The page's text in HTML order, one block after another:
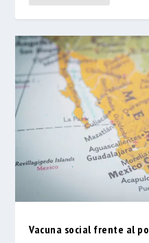
Vacuna social frente al